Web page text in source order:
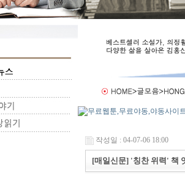
작성일 : 04-07-06 18:00
[매일신문] '칭찬 위력' 책